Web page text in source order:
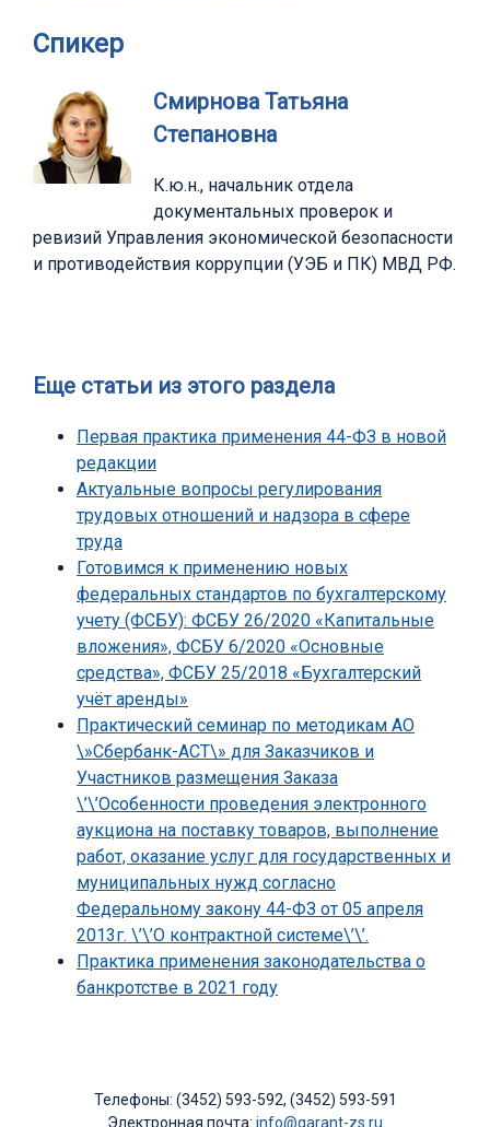
Спикер
Смирнова Татьяна
Степановна
К.ю.н., начальник отдела
документальных проверок и
ревизий Управления экономической безопасности
и противодействия коррупции (УЭБ и ПК) МВД РФ.
Еще статьи из этого раздела
Первая практика применения 44-ФЗ в новой
редакции
Актуальные вопросы регулирования
трудовых отношений и надзора в сфере
труда
Готовимся к применению новых
федеральных стандартов по бухгалтерскому
учету (ФСБУ): ФСБУ 26/2020 «Капитальные
вложения», ФСБУ 6/2020 «Основные
средства», ФСБУ 25/2018 «Бухгалтерский
учёт аренды»
Практический семинар по методикам АО
\»Сбербанк-АСТ\» для Заказчиков и
Участников размещения Заказа
\’\’Особенности проведения электронного
аукциона на поставку товаров, выполнение
работ, оказание услуг для государственных и
муниципальных нужд согласно
Федеральному закону 44-ФЗ от 05 апреля
2013г. \’\’О контрактной системе\’\’.
Практика применения законодательства о
банкротстве в 2021 году
Телефоны: (3452) 593-592, (3452) 593-591
Электронная почта: info@garant-zs.ru